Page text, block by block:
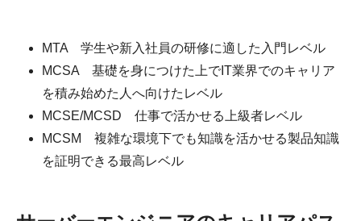
MTA 学生や新入社員の研修に適した入門レベル
MCSA 基礎を身につけた上でIT業界でのキャリア
を積み始めた人へ向けたレベル
MCSE/MCSD 仕事で活かせる上級者レベル
MCSM 複雑な環境下でも知識を活かせる製品知識
を証明できる最高レベル